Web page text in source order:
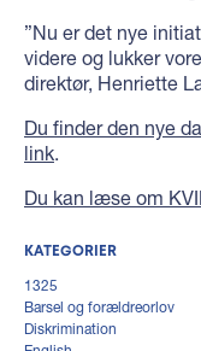
KATEGORIER
1325
Barsel og forældreorlov
Diskrimination
”Nu er det nye
videre og lukker
direktør, Henriette
Du finder den nye
link
Du kan læse om